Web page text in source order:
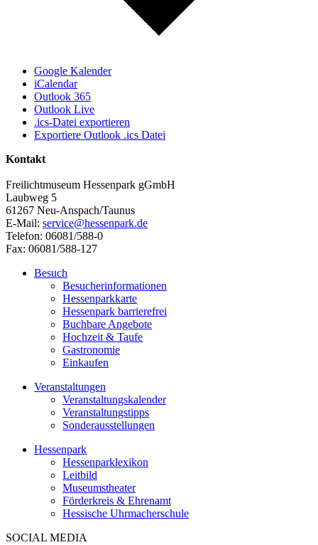
Google Kalender
iCalendar
Outlook 365
Outlook Live
.ics-Datei exportieren
Exportiere Outlook .ics Datei
Kontakt
Freilichtmuseum Hessenpark gGmbH
Laubweg 5
61267 Neu-Anspach/Taunus
E-Mail: service@hessenpark.de
Telefon: 06081/588-0
Fax: 06081/588-127
Besuch
Besucherinformationen
Hessenparkkarte
Hessenpark barrierefrei
Buchbare Angebote
Hochzeit & Taufe
Gastronomie
Einkaufen
Veranstaltungen
Veranstaltungskalender
Veranstaltungstipps
Sonderausstellungen
Hessenpark
Hessenparklexikon
Leitbild
Museumstheater
Förderkreis & Ehrenamt
Hessische Uhrmacherschule
SOCIAL MEDIA